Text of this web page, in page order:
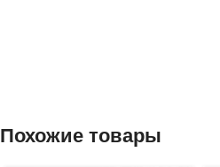
Похожие товары